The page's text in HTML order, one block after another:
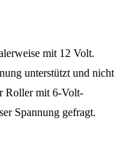
mit 12 Volt.
unterstützt und nicht
Roller mit 6-Volt-
Spannung gefragt.